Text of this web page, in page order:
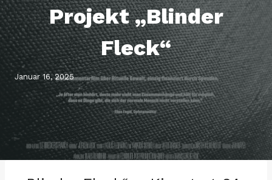
Projekt „Blinder
Fleck“
Januar 16, 2025